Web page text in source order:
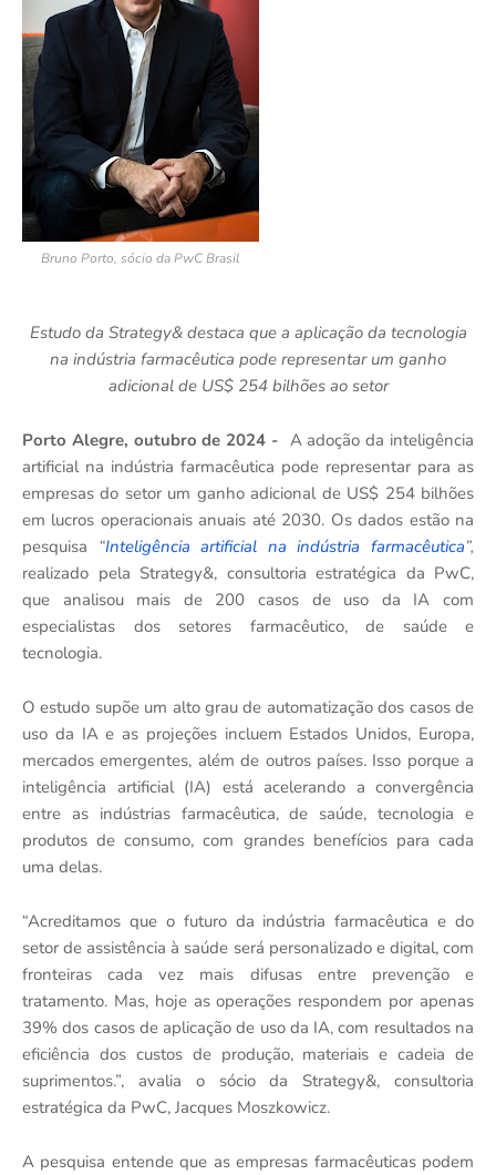
Bruno Porto, sócio da PwC Brasil
Estudo da Strategy& destaca que a aplicação da tecnologia
na indústria farmacêutica pode representar um ganho
adicional de US$ 254 bilhões ao setor
Porto Alegre, outubro de 2024 - A adoção da inteligência
artificial na indústria farmacêutica pode representar para as
empresas do setor um ganho adicional de US$ 254 bilhões
em lucros operacionais anuais até 2030. Os dados estão na
pesquisa “Inteligência artificial na indústria farmacêutica”,
realizado pela Strategy&, consultoria estratégica da PwC,
que
analisou mais de 200 casos de uso da IA com
especialistas dos setores farmacêutico, de saúde e
tecnologia.
O estudo supõe um alto grau de automatização dos casos de
uso da IA e as projeções incluem Estados Unidos, Europa,
mercados emergentes, além de outros países. Isso porque a
inteligência artificial (IA) está acelerando a convergência
entre as indústrias farmacêutica, de saúde, tecnologia e
produtos de consumo, com grandes benefícios para cada
uma delas.
“Acreditamos que o futuro da indústria farmacêutica e do
setor de assistência à saúde será personalizado e digital, com
fronteiras cada vez mais difusas entre prevenção e
tratamento. Mas, hoje as operações respondem por apenas
39% dos casos de aplicação de uso da IA, com resultados na
eficiência dos custos de produção, materiais e cadeia de
suprimentos.”, avalia o sócio da Strategy&, consultoria
estratégica da PwC, Jacques Moszkowicz.
A pesquisa entende que as empresas farmacêuticas podem